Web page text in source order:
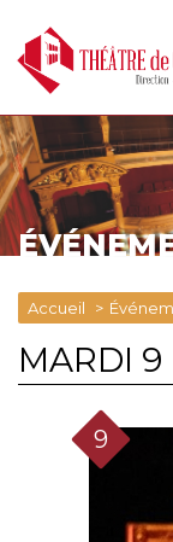
Accueil
MARDI 9
9